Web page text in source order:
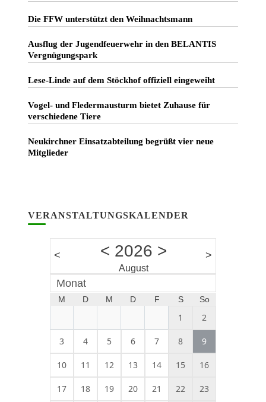
Die FFW unterstützt den Weihnachtsmann
Ausflug der Jugendfeuerwehr in den BELANTIS
Vergnügungspark
Lese-Linde auf dem Stöckhof offiziell eingeweiht
Vogel- und Fledermausturm bietet Zuhause für
verschiedene Tiere
Neukirchner Einsatzabteilung begrüßt vier neue
Mitglieder
VERANSTALTUNGSKALENDER
< < 2026 >
August
>
Monat
M D M D F S So
1 2
3 4 5 6 7 8 9
10 11 12 13 14 15 16
17 18 19 20 21 22 23